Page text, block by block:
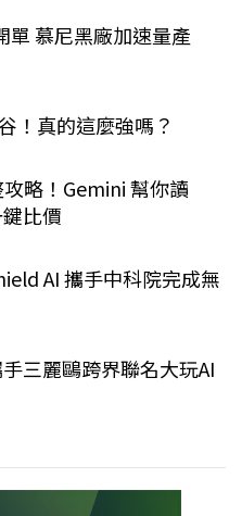
單 慕尼黑廠加速量產
！真的這麼強嗎？
略！Gemini 幫你讀
比價
AI 攜手中科院完成無
三麗鷗跨界聯名大玩AI